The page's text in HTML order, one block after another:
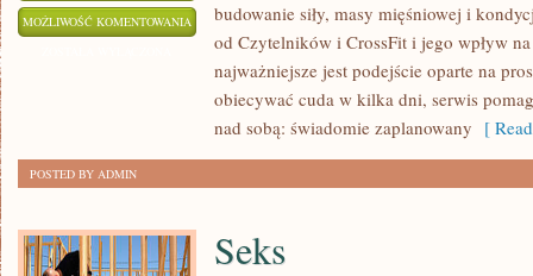
MOŻLIWOŚĆ KOMENTOWANIA PSYCHOLOGIA
SPORTOWA
budowanie siły, masy mięśniowej i
od Czytelników i CrossFit i jego wpływ
najważniejsze jest podejście oparte na
obiecywać cuda w kilka dni, serwis
nad sobą: świadomie zaplanowany [
POSTED BY ADMIN
Seks